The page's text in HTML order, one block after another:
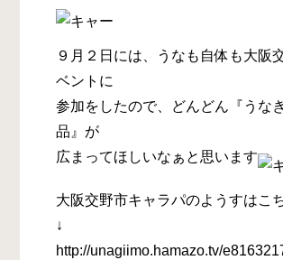
９月２日には、うなも自体も大阪
ベントに
参加をしたので、どんどん『うな
品』が
広まってほしいなぁと思います
大阪交野市キャラパのようすはこ
↓
http://unagiimo.hamazo.tv/